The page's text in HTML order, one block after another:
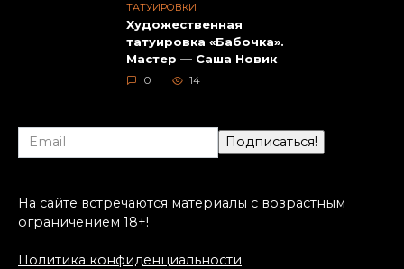
ТАТУИРОВКИ
Художественная
татуировка «Бабочка».
Мастер — Саша Новик
0 14
На сайте встречаются материалы с возрастным
ограничением 18+!
Политика конфиденциальности